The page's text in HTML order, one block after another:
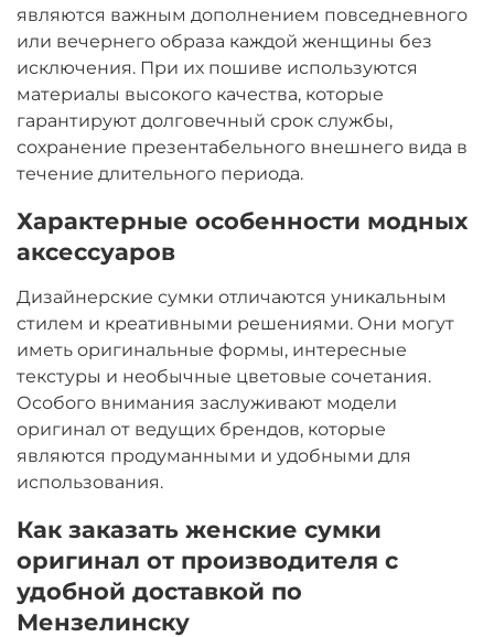
являются важным дополнением повседневного
или вечернего образа каждой женщины без
исключения. При их пошиве используются
материалы высокого качества, которые
гарантируют долговечный срок службы,
сохранение презентабельного внешнего вида в
течение длительного периода.
Характерные особенности модных
аксессуаров
Дизайнерские сумки отличаются уникальным
стилем и креативными решениями. Они могут
иметь оригинальные формы, интересные
текстуры и необычные цветовые сочетания.
Особого внимания заслуживают модели
оригинал от ведущих брендов, которые
являются продуманными и удобными для
использования.
Как заказать женские сумки
оригинал от производителя с
удобной доставкой по
Мензелинску